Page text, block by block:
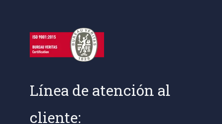
Línea de atención al
cliente: